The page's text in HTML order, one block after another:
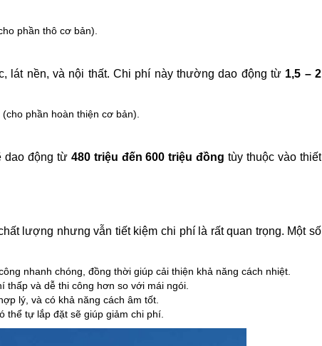
phần thô cơ bản).
lát nền, và nội thất. Chi phí này thường dao động từ 1,5 – 2
(cho phần hoàn thiện cơ bản).
dao động từ 480 triệu đến 600 triệu đồng tùy thuộc vào thiết
lượng nhưng vẫn tiết kiệm chi phí là rất quan trọng. Một số
nhanh chóng, đồng thời giúp cải thiện khả năng cách nhiệt.
thấp và dễ thi công hơn so với mái ngói.
lý, và có khả năng cách âm tốt.
thể tự lắp đặt sẽ giúp giảm chi phí.